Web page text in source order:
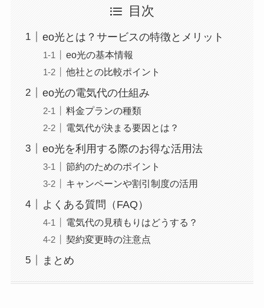
目次
eo光とは？サービスの特徴とメリット
eo光の基本情報
他社との比較ポイント
eo光の電気代の仕組み
料金プランの種類
電気代が決まる要因とは？
eo光を利用する際のお得な活用法
節約のためのポイント
キャンペーンや割引制度の活用
よくある質問（FAQ）
電気代の見積もりはどうする？
契約変更時の注意点
まとめ